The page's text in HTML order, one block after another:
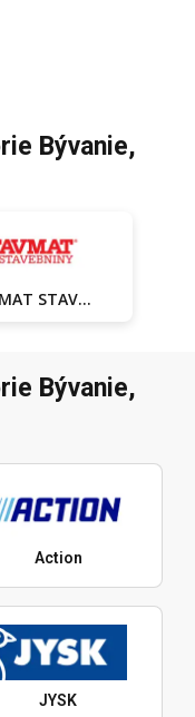
Bývanie,
STAVMAT STAVEBNINY
Bývanie,
Action
JYSK